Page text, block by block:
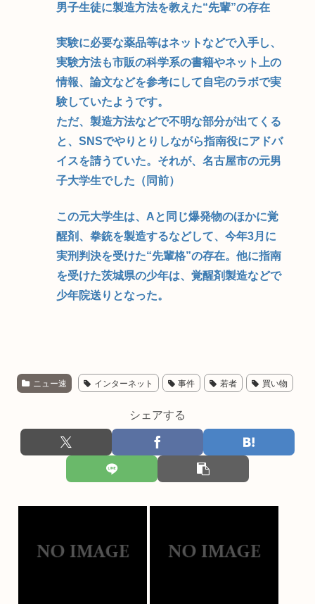
男子生徒に製造方法を教えた“先輩”の存在
実験に必要な薬品等はネットなどで入手し、
実験方法も市販の科学系の書籍やネット上の
情報、論文などを参考にして自宅のラボで実
験していたようです。
ただ、製造方法などで不明な部分が出てくる
と、SNSでやりとりしながら指南役にアドバ
イスを請うていた。それが、名古屋市の元男
子大学生でした（同前）
この元大学生は、Aと同じ爆発物のほかに覚
醒剤、拳銃を製造するなどして、今年3月に
実刑判決を受けた“先輩格”の存在。他に指南
を受けた茨城県の少年は、覚醒剤製造などで
少年院送りとなった。
ニュー速 インターネット 事件 若者 買い物
シェアする